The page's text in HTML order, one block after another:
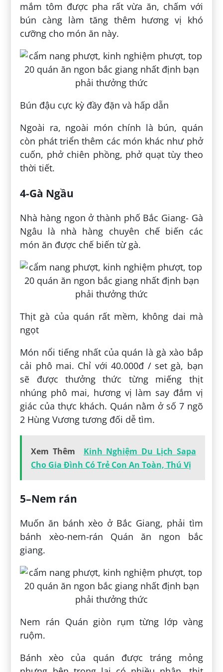
mắm tôm được pha rất vừa ăn, chấm với
bún càng làm tăng thêm hương vị khó
cưỡng cho món ăn này.
Bún đậu cực kỳ đầy đặn và hấp dẫn
Ngoài ra, ngoài món chính là bún, quán
còn phát triển thêm các món khác như phở
cuốn, phở chiên phồng, phở quạt tùy theo
thời tiết.
4-Gà Ngầu
Nhà hàng ngon ở thành phố Bắc Giang- Gà
Ngâu là nhà hàng chuyên chế biến các
món ăn được chế biến từ gà.
Thịt gà của quán rất mềm, không dai mà
ngọt
Món nổi tiếng nhất của quán là gà xào bắp
cải phô mai. Chỉ với 40.000đ / set gà, bạn
sẽ được thưởng thức từng miếng thịt
nhúng phô mai, hương vị làm say đắm vị
giác của thực khách. Quán nằm ở số 7 ngõ
2 Hùng Vương tương đối dễ tìm.
Xem Thêm
Kinh Nghiệm Du Lịch Sapa
Cho Gia Đình Có Trẻ Con An Toàn, Thú Vị
5–Nem rán
Muốn ăn bánh xèo ở Bắc Giang, phải tìm
bánh xèo-nem-rán Quán ăn ngon bắc
giang.
Nem rán Quán giòn rụm từng lớp vàng
ruộm.
Bánh xèo của quán được tráng mỏng